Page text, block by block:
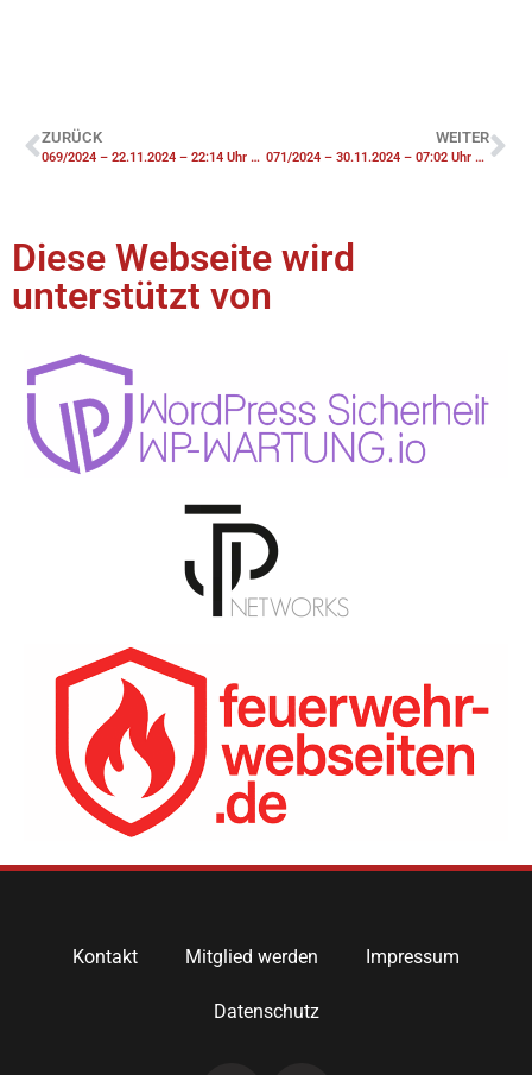
ZURÜCK
069/2024 – 22.11.2024 – 22:14 Uhr – F2 Brennt Schuppen
WEITER
071/2024 – 30.11.2024 – 07:02 Uhr – F2-Y Feuer Krankenhaus Menschenleben in Gefahr – Alarmübung
Diese Webseite wird
unterstützt von​
Kontakt Mitglied werden Impressum
Datenschutz